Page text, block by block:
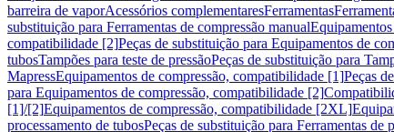
barreira de vaporAcessórios complementaresFerramentas
substituição para Ferramentas de compressão manual
compatibilidade [2]Peças de substituição para Equipamentos de
tubosTampões para teste de pressãoPeças de substituição para
MapressEquipamentos de compressão, compatibilidade [1]Peças
para Equipamentos de compressão, compatibilidade [2]
[1]/[2]Equipamentos de compressão, compatibilidade [2XL]
processamento de tubosPeças de substituição para Ferramentas de